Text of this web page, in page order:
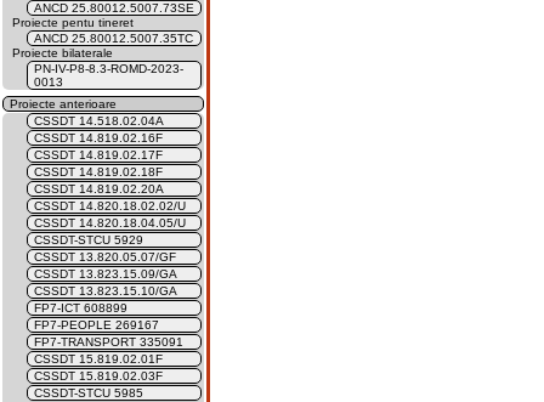
ANCD 25.80012.5007.73SE
Proiecte pentu tineret
ANCD 25.80012.5007.35TC
Proiecte bilaterale
PN-IV-P8-8.3-ROMD-2023-
0013
Proiecte anterioare
CSSDT 14.518.02.04A
CSSDT 14.819.02.16F
CSSDT 14.819.02.17F
CSSDT 14.819.02.18F
CSSDT 14.819.02.20A
CSSDT 14.820.18.02.02/U
CSSDT 14.820.18.04.05/U
CSSDT-STCU 5929
CSSDT 13.820.05.07/GF
CSSDT 13.823.15.09/GA
CSSDT 13.823.15.10/GA
FP7-ICT 608899
FP7-PEOPLE 269167
FP7-TRANSPORT 335091
CSSDT 15.819.02.01F
CSSDT 15.819.02.03F
CSSDT-STCU 5985